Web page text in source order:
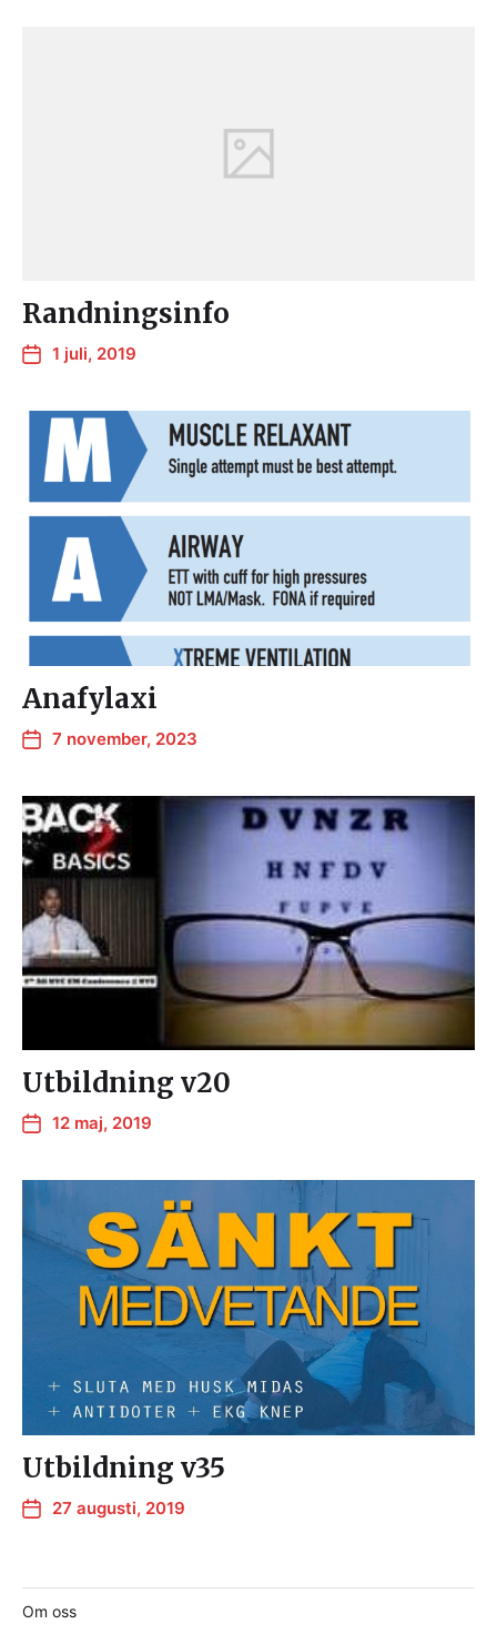
Randningsinfo
1 juli, 2019
Anafylaxi
7 november, 2023
Utbildning v20
12 maj, 2019
Utbildning v35
27 augusti, 2019
Om oss